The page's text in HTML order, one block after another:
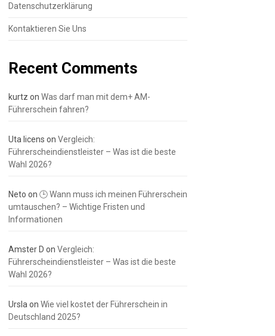
Datenschutzerklärung
Kontaktieren Sie Uns
Recent Comments
kurtz on Was darf man mit dem+ AM-
Führerschein fahren?
Uta licens on Vergleich:
Führerscheindienstleister – Was ist die beste
Wahl 2026?
Neto on 🕒 Wann muss ich meinen Führerschein
umtauschen? – Wichtige Fristen und
Informationen
Amster D on Vergleich:
Führerscheindienstleister – Was ist die beste
Wahl 2026?
Ursla on Wie viel kostet der Führerschein in
Deutschland 2025?